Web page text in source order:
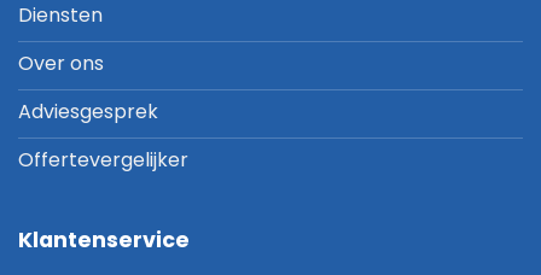
Diensten
Over ons
Adviesgesprek
Offertevergelijker
Klantenservice